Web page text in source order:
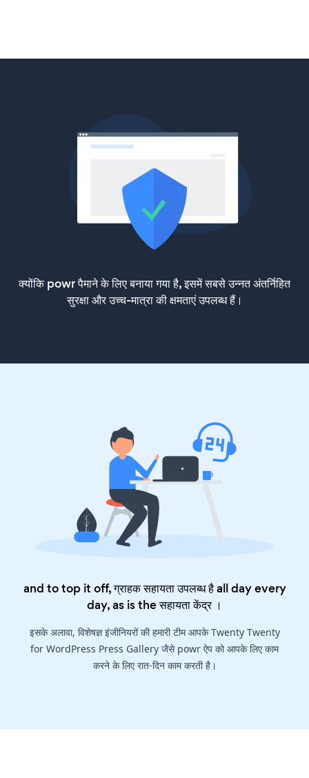
क्योंकि powr पैमाने के लिए बनाया गया है, इसमें सबसे उन्नत अंतर्निहित
सुरक्षा और उच्च-मात्रा की क्षमताएं उपलब्ध हैं।
and to top it off, ग्राहक सहायता उपलब्ध है all day every
day, as is theसहायता केंद्र।
इसके अलावा, विशेषज्ञ इंजीनियरों की हमारी टीम आपके Twenty Twenty
for WordPress Press Gallery जैसे powr ऐप को आपके लिए काम
करने के लिए रात-दिन काम करती है।